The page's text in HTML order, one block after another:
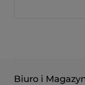
Biuro i